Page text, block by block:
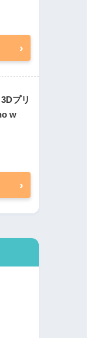
›
プリ
w
›